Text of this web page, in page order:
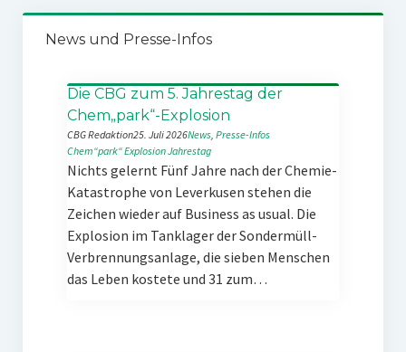
News und Presse-Infos
Die CBG zum 5. Jahrestag der
Chem„park“-Explosion
CBG Redaktion25. Juli 2026News, Presse-Infos
Chem“park“ExplosionJahrestag
Nichts gelernt Fünf Jahre nach der Chemie-
Katastrophe von Leverkusen stehen die
Zeichen wieder auf Business as usual. Die
Explosion im Tanklager der Sondermüll-
Verbrennungsanlage, die sieben Menschen
das Leben kostete und 31 zum…